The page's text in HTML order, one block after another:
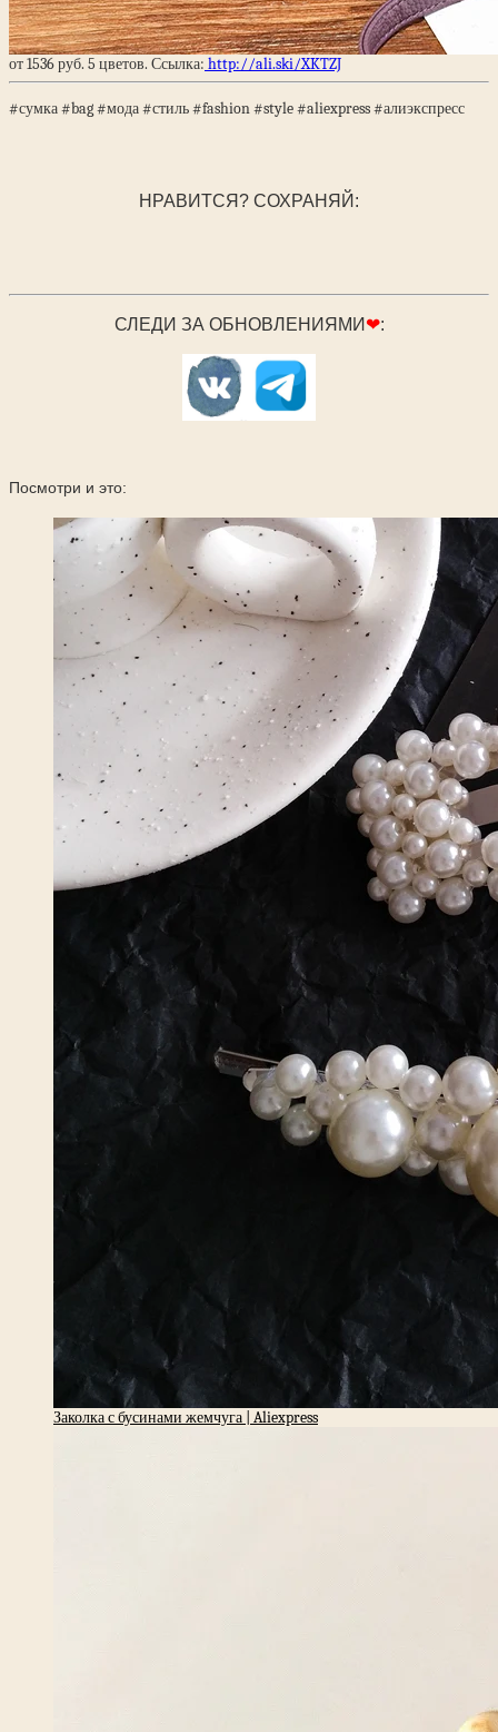
от 1536 руб. 5 цветов. Ссылка: http://ali.ski/XKTZJ
#сумка #bag #мода #стиль #fashion #style #aliexpress #алиэкспресс
НРАВИТСЯ? СОХРАНЯЙ:
СЛЕДИ ЗА ОБНОВЛЕНИЯМИ ❤:
Посмотри и это:
Заколка с бусинами жемчуга | Aliexpress